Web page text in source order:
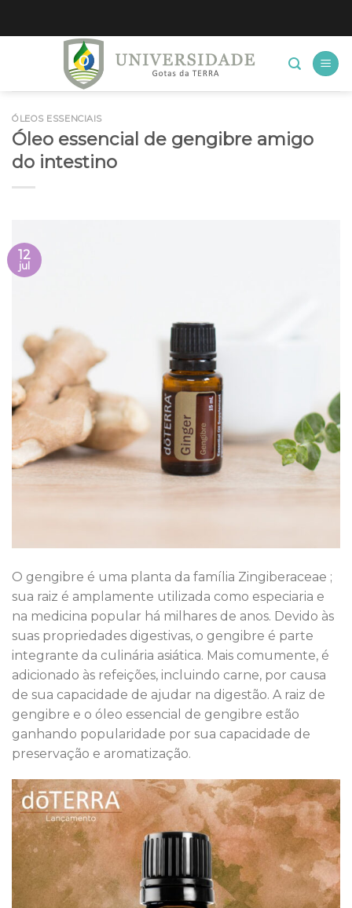
ÓLEOS ESSENCIAIS
Óleo essencial de gengibre amigo
do intestino
12
jul
O gengibre é uma planta da família Zingiberaceae ;
sua raiz é amplamente utilizada como especiaria e
na medicina popular há milhares de anos. Devido às
suas propriedades digestivas, o gengibre é parte
integrante da culinária asiática. Mais comumente, é
adicionado às refeições, incluindo carne, por causa
de sua capacidade de ajudar na digestão. A raiz de
gengibre e o óleo essencial de gengibre estão
ganhando popularidade por sua capacidade de
preservação e aromatização.